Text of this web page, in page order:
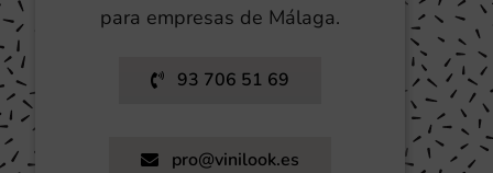
para empresas de Málaga.
93 706 51 69
pro@vinilook.es